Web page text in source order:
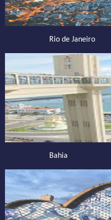
Rio de Janeiro
Bahia